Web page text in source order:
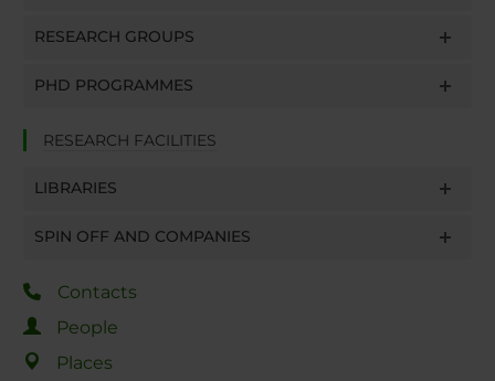
RESEARCH GROUPS
PHD PROGRAMMES
RESEARCH FACILITIES
LIBRARIES
SPIN OFF AND COMPANIES
Contacts
People
Places